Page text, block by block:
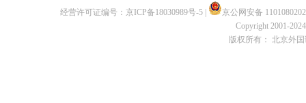
经营许可证编号： 京ICP备18030989号-5
京公网安备
Copyright 2001-
版权所有： 北京外